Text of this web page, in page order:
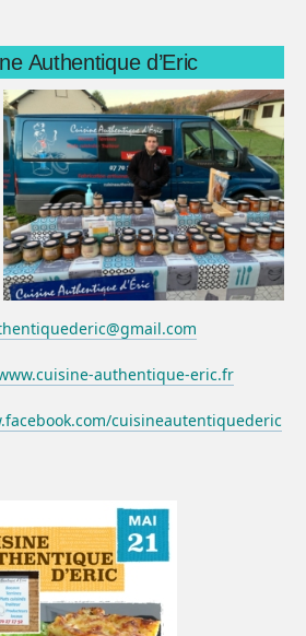
Authentique d’Eric
authentique-eric.fr
cuisineautentiquederic